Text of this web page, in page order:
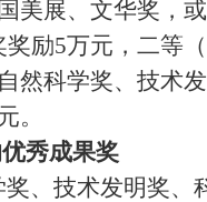
美展、文华奖，
奖励5万元，二等
然科学奖、技术
。
秀成果奖
、技术发明奖、